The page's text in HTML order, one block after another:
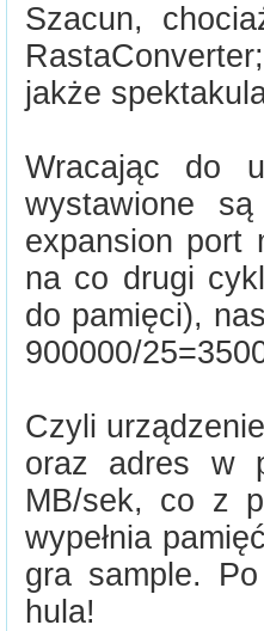
Szacun,
jakże
Wracając do
wystawione
expansion port
na co drugi
do pamięci),
900000/
Czyli
oraz adres w
MB/sek, co z
wypełnia
gra sample.
hula!